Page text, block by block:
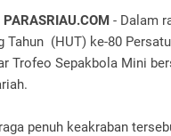
- Dalam
Tahun (HUT) ke-80
Trofeo Sepakbola Mini
penuh keakraban